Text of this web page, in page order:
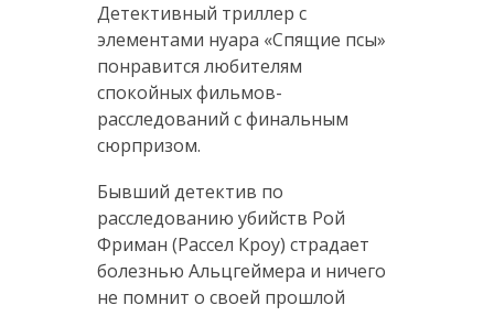
Детективный триллер с
элементами нуара «Спящие псы»
понравится любителям
спокойных фильмов-
расследований с финальным
сюрпризом.
Бывший детектив по
расследованию убийств Рой
Фриман (Рассел Кроу) страдает
болезнью Альцгеймера и ничего
не помнит о своей прошлой